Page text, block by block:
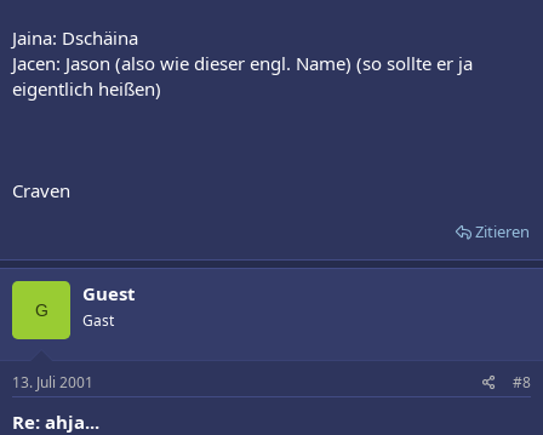
Jaina: Dschäina
Jacen: Jason (also wie dieser engl. Name) (so sollte er ja
eigentlich heißen)
Craven
Zitieren
G
Guest
Gast
13. Juli 2001 #8
Re: ahja...